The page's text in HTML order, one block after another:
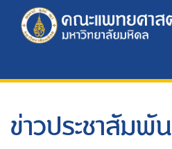
ข่าวประชาสัม